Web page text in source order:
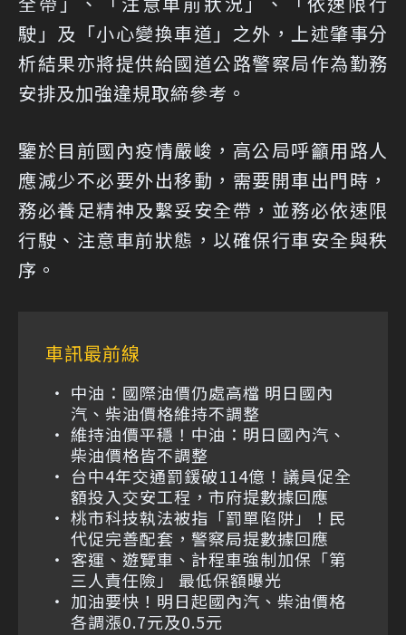
駛」及「小心變換車道」之外，上述肇事分
析結果亦將提供給國道公路警察局作為勤務
安排及加強違規取締參考。
鑒於目前國內疫情嚴峻，高公局呼籲用路人
應減少不必要外出移動，需要開車出門時，
務必養足精神及繫妥安全帶，並務必依速限
行駛、注意車前狀態，以確保行車安全與秩
序。
車訊最前線
中油：國際油價仍處高檔 明日國內
汽、柴油價格維持不調整
維持油價平穩！中油：明日國內汽、
柴油價格皆不調整
台中4年交通罰鍰破114億！議員促全
額投入交安工程，市府提數據回應
桃市科技執法被指「罰單陷阱」！民
代促完善配套，警察局提數據回應
客運、遊覽車、計程車強制加保「第
三人責任險」 最低保額曝光
加油要快！明日起國內汽、柴油價格
各調漲0.7元及0.5元